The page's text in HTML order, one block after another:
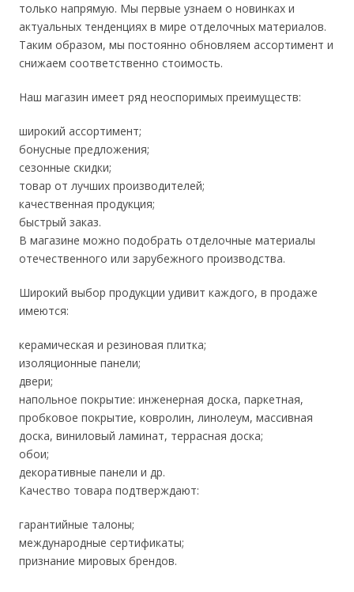
только напрямую. Мы первые узнаем о новинках и
актуальных тенденциях в мире отделочных материалов.
Таким образом, мы постоянно обновляем ассортимент и
снижаем соответственно стоимость.
Наш магазин имеет ряд неоспоримых преимуществ:
широкий ассортимент;
бонусные предложения;
сезонные скидки;
товар от лучших производителей;
качественная продукция;
быстрый заказ.
В магазине можно подобрать отделочные материалы
отечественного или зарубежного производства.
Широкий выбор продукции удивит каждого, в продаже
имеются:
керамическая и резиновая плитка;
изоляционные панели;
двери;
напольное покрытие: инженерная доска, паркетная,
пробковое покрытие, ковролин, линолеум, массивная
доска, виниловый ламинат, террасная доска;
обои;
декоративные панели и др.
Качество товара подтверждают:
гарантийные талоны;
международные сертификаты;
признание мировых брендов.